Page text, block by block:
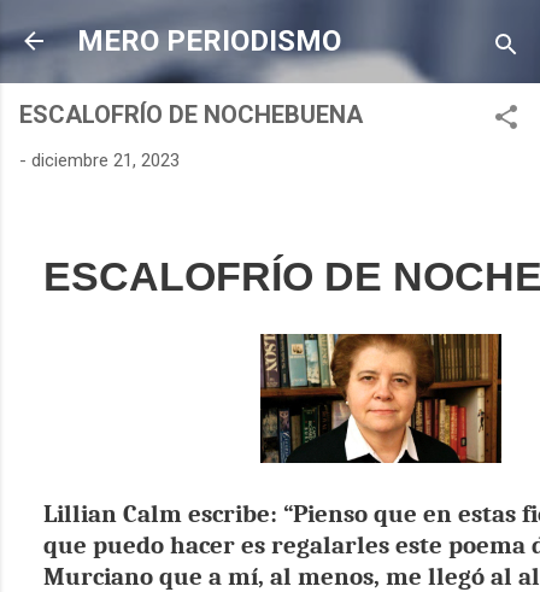
Ir al contenido principal
MERO PERIODISMO
ESCALOFRÍO DE NOCHEBUENA
- diciembre 21, 2023
ESCALOFRÍO DE
Lillian Calm escribe: “Pienso que en estas
que puedo hacer es regalarles este poema
Murciano que a mí, al menos, me llegó al